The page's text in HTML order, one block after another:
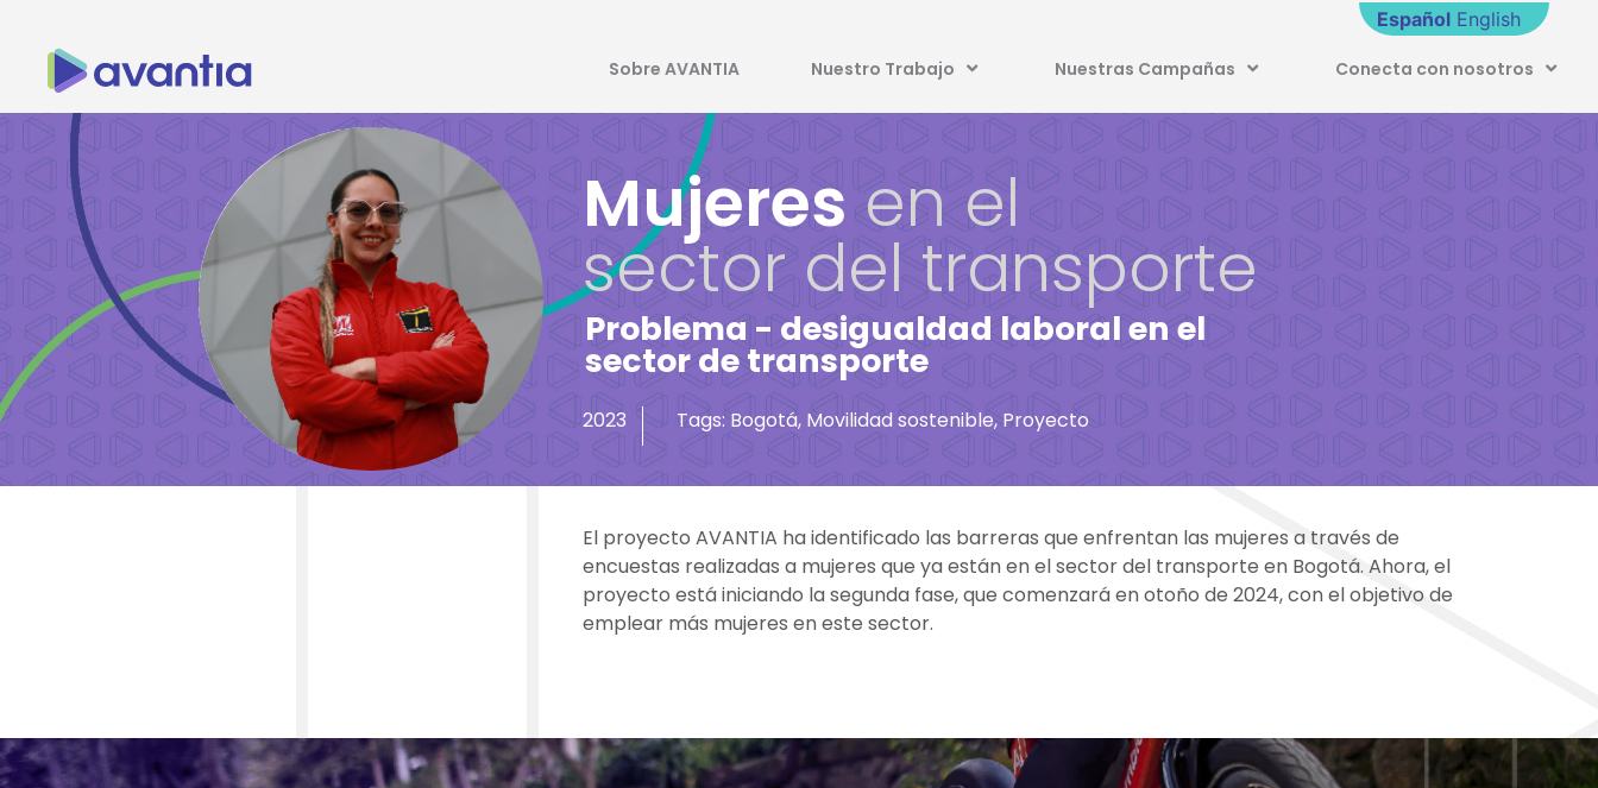
Sobre AVANTIA Nuestro Trabajo Nuestras Campañas Conecta con nosotros
Español English
Mujeres en el
sector del transporte
Problema - desigualdad laboral en el
sector de transporte
2023 Tags: Bogotá, Movilidad sostenible, Proyecto
El proyecto AVANTIA ha identificado las barreras que enfrentan las mujeres a través de
encuestas realizadas a mujeres que ya están en el sector del transporte en Bogotá. Ahora, el
proyecto está iniciando la segunda fase, que comenzará en otoño de 2024, con el objetivo de
emplear más mujeres en este sector.